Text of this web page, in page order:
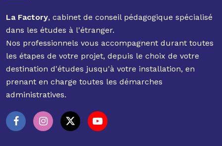
La Factory, cabinet de conseil pédagogique spécialisé
dans les études à l'étranger.
Nos professionnels vous accompagnent durant toutes
les étapes de votre projet, depuis le choix de votre
destination d'études jusqu'à votre installation, en
prenant en charge toutes les démarches
administratives.